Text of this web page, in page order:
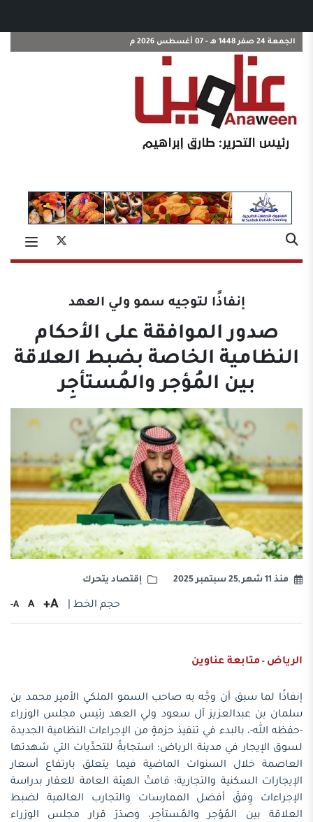
الجمعة 24 صفر 1448 هـ - 07 أغسطس 2026 م
إنفاذًا لتوجيه سمو ولي العهد
صدور الموافقة على الأحكام
النظامية الخاصة بضبط العلاقة
بين المُؤجر والمُستأجِر
منذ 11 شهر ,25 سبتمبر 2025 إقتصاد يتحرك
حجم الخط | A+
A
A-
الرياض - متابعة عناوين
إنفاذًا لما سبق أن وجَّه به صاحب السمو الملكي الأمير محمد بن
سلمان بن عبدالعزيز آل سعود ولي العهد رئيس مجلس الوزراء
-حفظه الله-، بالبدء في تنفيذ حزمةٍ من الإجراءات النظامية الجديدة
لسوق الإيجار في مدينة الرياض؛ استجابةً للتحدَّيات التي شهدتها
العاصمة خلال السنوات الماضية فيما يتعلق بارتفاع أسعار
الإيجارات السكنية والتجارية؛ قامتْ الهيئة العامة للعقار بدراسة
الإجراءات وِفقَ أفضل الممارسات والتجارب العالمية لضبط
العلاقة بين المُؤجر والمُستأجِر، وصدَرَ قرار مجلس الوزراء